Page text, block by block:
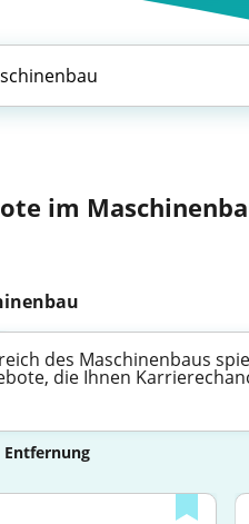
im
des Maschinenbaus
die Ihnen
Entfernung